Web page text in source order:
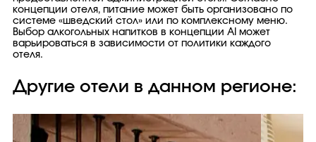
концепции отеля, питание может быть организовано по
системе «шведский стол» или по комплексному меню.
Выбор алкогольных напитков в концепции AI может
варьироваться в зависимости от политики каждого
отеля.
Другие отели в данном регионе: